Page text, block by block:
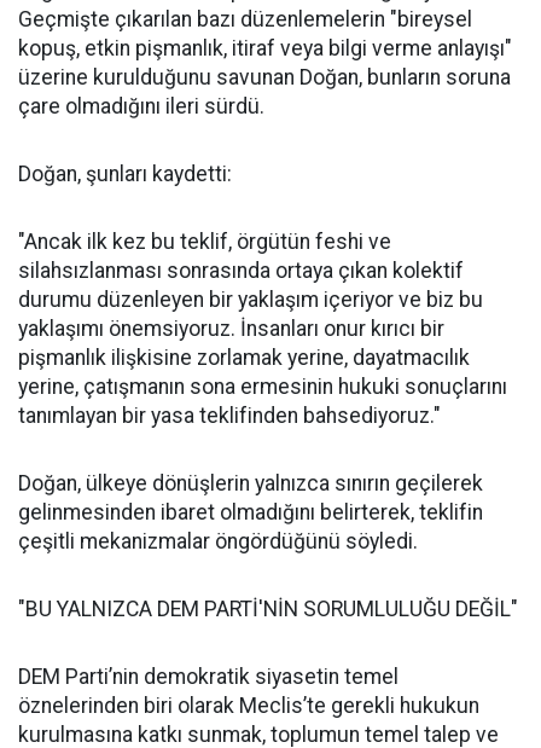
Geçmişte çıkarılan bazı düzenlemelerin "bireysel
kopuş, etkin pişmanlık, itiraf veya bilgi verme anlayışı"
üzerine kurulduğunu savunan Doğan, bunların soruna
çare olmadığını ileri sürdü.
Doğan, şunları kaydetti:
"Ancak ilk kez bu teklif, örgütün feshi ve
silahsızlanması sonrasında ortaya çıkan kolektif
durumu düzenleyen bir yaklaşım içeriyor ve biz bu
yaklaşımı önemsiyoruz. İnsanları onur kırıcı bir
pişmanlık ilişkisine zorlamak yerine, dayatmacılık
yerine, çatışmanın sona ermesinin hukuki sonuçlarını
tanımlayan bir yasa teklifinden bahsediyoruz."
Doğan, ülkeye dönüşlerin yalnızca sınırın geçilerek
gelinmesinden ibaret olmadığını belirterek, teklifin
çeşitli mekanizmalar öngördüğünü söyledi.
"BU YALNIZCA DEM PARTİ'NİN SORUMLULUĞU DEĞİL"
DEM Parti’nin demokratik siyasetin temel
öznelerinden biri olarak Meclis’te gerekli hukukun
kurulmasına katkı sunmak, toplumun temel talep ve